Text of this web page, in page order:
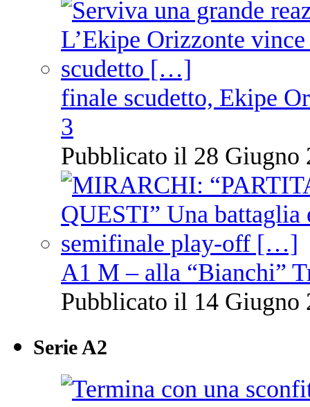
finale scudetto, Ekipe
3
Pubblicato il 28 Giugno
A1 M – alla “Bianchi”
Pubblicato il 14 Giugno
Serie A2